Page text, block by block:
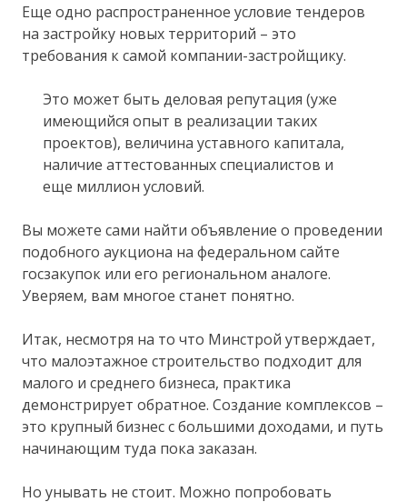
Еще одно распространенное условие тендеров
на застройку новых территорий – это
требования к самой компании-застройщику.
Это может быть деловая репутация (уже
имеющийся опыт в реализации таких
проектов), величина уставного капитала,
наличие аттестованных специалистов и
еще миллион условий.
Вы можете сами найти объявление о проведении
подобного аукциона на федеральном сайте
госзакупок или его региональном аналоге.
Уверяем, вам многое станет понятно.
Итак, несмотря на то что Минстрой утверждает,
что малоэтажное строительство подходит для
малого и среднего бизнеса, практика
демонстрирует обратное. Создание комплексов –
это крупный бизнес с большими доходами, и путь
начинающим туда пока заказан.
Но унывать не стоит. Можно попробовать